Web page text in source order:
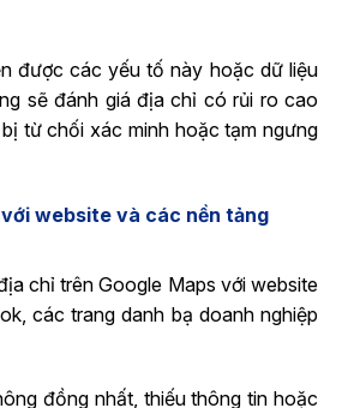
được các yếu tố này hoặc dữ liệu
sẽ đánh giá địa chỉ có rủi ro cao
từ chối xác minh hoặc tạm ngưng
website và các nền tảng
chỉ trên Google Maps với website
các trang danh bạ doanh nghiệp
đồng nhất, thiếu thông tin hoặc